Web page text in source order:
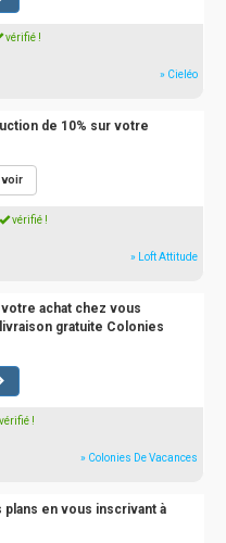
vérifié !
» Cieléo
de 10% sur votre
voir
vérifié !
» Loft Attitude
votre achat chez vous
gratuite Colonies
!
» Colonies De Vacances
en vous inscrivant à